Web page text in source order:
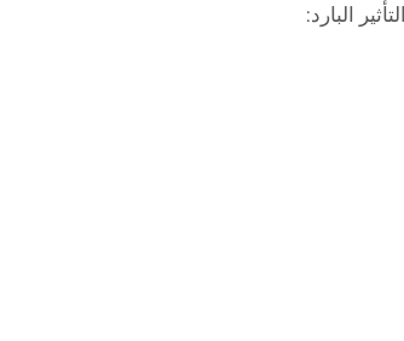
التأثير البارد: